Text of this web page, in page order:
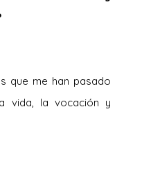
que me han pasado
vida, la vocación y